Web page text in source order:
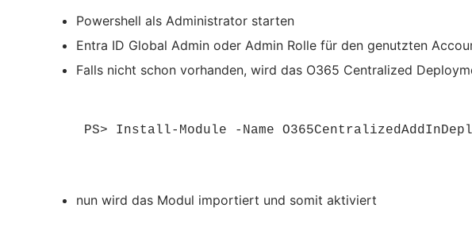
Powershell als Administrator starten
Entra ID Global Admin oder Admin Rolle für den genutzten
Falls nicht schon vorhanden, wird das O365 Centralized
PS> Install-Module -Name
nun wird das Modul importiert und somit aktiviert